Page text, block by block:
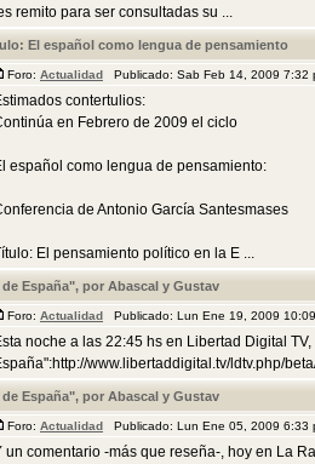
remito para ser consultadas su ...
El español como lengua de pensamiento
Foro: Actualidad Publicado: Sab Feb 14, 2009
contertulios:
en Febrero de 2009 el ciclo
español como lengua de pensamiento:
de Antonio García Santesmases
El pensamiento político en la E ...
España", por Abascal y Gustav
Foro: Actualidad Publicado: Lun Ene 19, 2009
noche a las 22:45 hs en Libertad Digital
www.libertaddigital.tv/ldtv.php/
España", por Abascal y Gustav
Foro: Actualidad Publicado: Lun Ene 05, 2009
un comentario -más que reseña-, hoy en La